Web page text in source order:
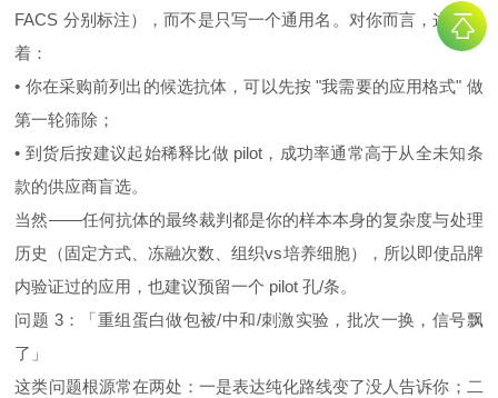
FACS 分别标注），而不是只写一个通用名。对你而言，这意味
着：
• 你在采购前列出的候选抗体，可以先按 "我需要的应用格式" 做
第一轮筛除；
• 到货后按建议起始稀释比做 pilot，成功率通常高于从全未知条
款的供应商盲选。
当然——任何抗体的最终裁判都是你的样本本身的复杂度与处理
历史（固定方式、冻融次数、组织vs培养细胞），所以即使品牌
内验证过的应用，也建议预留一个 pilot 孔/条。
问题 3：「重组蛋白做包被/中和/刺激实验，批次一换，信号飘
了」
这类问题根源常在两处：一是表达纯化路线变了没人告诉你；二